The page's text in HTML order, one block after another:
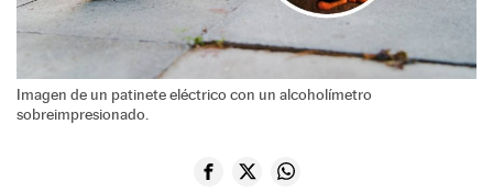
Imagen de un patinete eléctrico con un alcoholímetro
sobreimpresionado.